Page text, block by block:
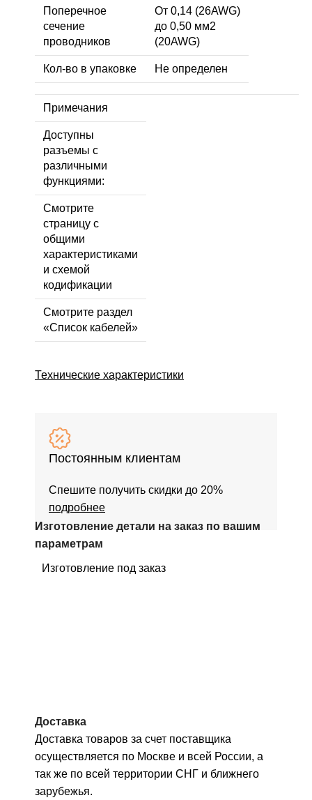
Поперечное
сечение
проводников
От 0,14 (26AWG)
до 0,50 мм2
(20AWG)
Кол-во в упаковке Не определен
Примечания
Доступны
разъемы с
различными
функциями:
Смотрите
страницу с
общими
характеристиками
и схемой
кодификации
Смотрите раздел
«Список кабелей»
Технические характеристики
Постоянным клиентам
Спешите получить скидки до 20%
подробнее
Изготовление детали на заказ по вашим
параметрам
Изготовление под заказ
Доставка
Доставка товаров за счет поставщика
осуществляется по Москве и всей России, а
так же по всей территории СНГ и ближнего
зарубежья.